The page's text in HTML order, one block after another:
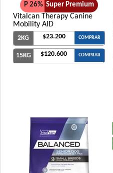
P 26% Super Premium
Vitalcan Therapy Canine
Mobility AID
2KG $23.200 COMPRAR
15KG $120.600 COMPRAR